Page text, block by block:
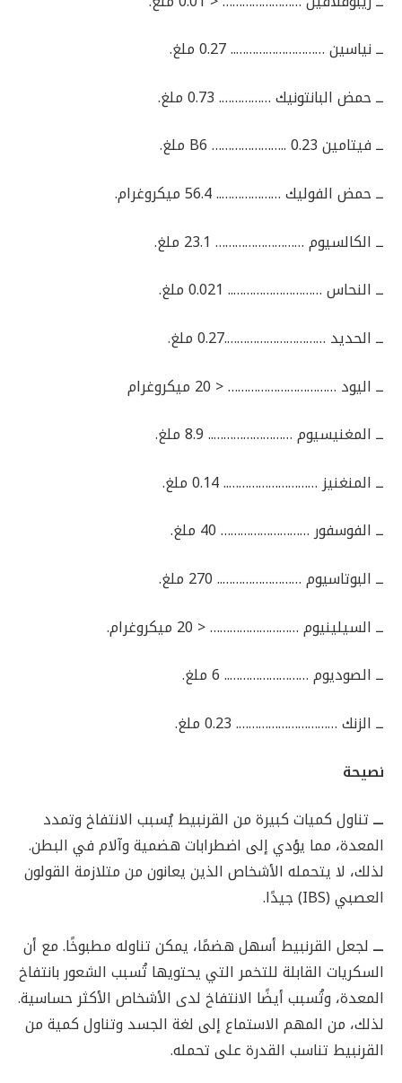
ــ نياسين ……………………….. 0.27 ملغ.
ــ حمض البانتونيك ……………. 0.73 ملغ.
ــ فيتامين B6 ………………….. 0.23 ملغ.
ــ حمض الفوليك ……………….. 56.4 ميكروغرام.
ــ الكالسيوم ……………………… 23.1 ملغ.
ــ النحاس ……………………….. 0.021 ملغ.
ــ الحديد ………………………….0.27 ملغ.
ــ اليود …………………………… < 20 ميكروغرام
ــ المغنيسيوم …………………….. 8.9 ملغ.
ــ المنغنيز ……………………….. 0.14 ملغ.
ــ الفوسفور ……………………… 40 ملغ.
ــ البوتاسيوم …………………….. 270 ملغ.
ــ السيلينيوم ……………………… < 20 ميكروغرام.
ــ الصوديوم …………………….. 6 ملغ.
ــ الزنك …………………………. 0.23 ملغ.
نصيحة
ـــتناول كميات كبيرة من القرنبيط يُسبب الانتفاخ وتمدد
المعدة، مما يؤدي إلى اضطرابات هضمية وآلام في البطن.
لذلك، لا يتحمله الأشخاص الذين يعانون من متلازمة القولون
العصبي (IBS) جيدًا.
ـــ لجعل القرنبيط أسهل هضمًا، يمكن تناوله مطبوخًا. مع أن
السكريات القابلة للتخمر التي يحتويها تُسبب الشعور بانتفاخ
المعدة، وتُسبب أيضًا الانتفاخ لدى الأشخاص الأكثر حساسية.
لذلك، من المهم الاستماع إلى لغة الجسد وتناول كمية من
القرنبيط تناسب القدرة على تحمله.